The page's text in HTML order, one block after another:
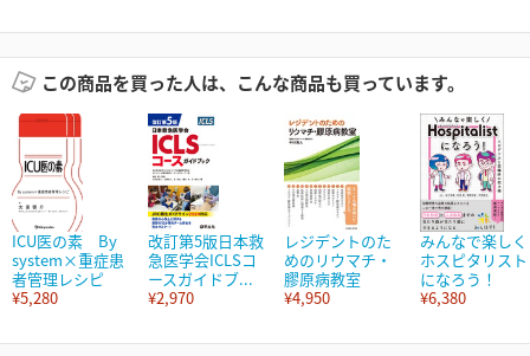
この商品を買った人は、こんな商品も買っています。
ICU医の素 By
system×重症患
者管理レシピ
¥5,280
改訂第5版日本救
急医学会ICLSコ
ースガイドブ...
¥2,970
レジデントのた
めのリウマチ・
膠原病教室
¥4,950
みんなで楽しく
ホスピタリスト
になろう！
¥6,380